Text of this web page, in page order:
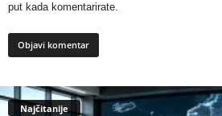
put kada komentarirate.
Najčitanije